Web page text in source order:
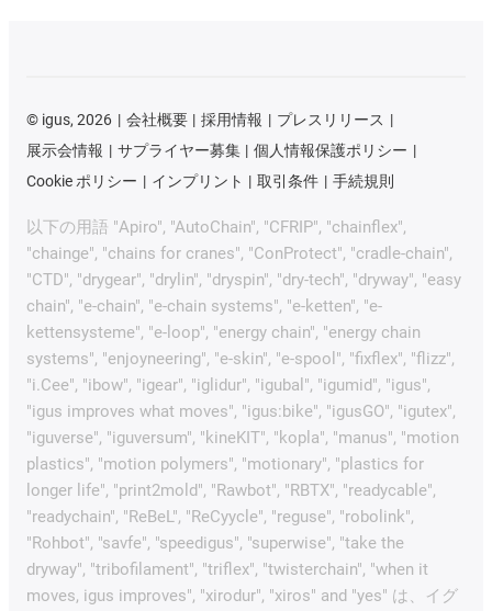
© igus, 2026 会社概要 採用情報
プレスリリース
展示会情報
サプライヤー募集
個人情報保護ポリシー
Cookie ポリシー
インプリント 取引条件 手続規則
以下の用語 "Apiro", "AutoChain", "CFRIP", "chainflex",
"chainge", "chains for cranes", "ConProtect", "cradle-chain",
"CTD", "drygear", "drylin", "dryspin", "dry-tech", "dryway", "easy
chain", "e-chain", "e-chain systems", "e-ketten", "e-
kettensysteme", "e-loop", "energy chain", "energy chain
systems", "enjoyneering", "e-skin", "e-spool", "fixflex", "flizz",
"i.Cee", "ibow", "igear", "iglidur", "igubal", "igumid", "igus",
"igus improves what moves", "igus:bike", "igusGO", "igutex",
"iguverse", "iguversum", "kineKIT", "kopla", "manus", "motion
plastics", "motion polymers", "motionary", "plastics for
longer life", "print2mold", "Rawbot", "RBTX", "readycable",
"readychain", "ReBeL", "ReCyycle", "reguse", "robolink",
"Rohbot", "savfe", "speedigus", "superwise", "take the
dryway", "tribofilament", "triflex", "twisterchain", "when it
moves, igus improves", "xirodur", "xiros" and "yes" は、イグ